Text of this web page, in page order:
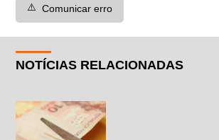
⚠️ Comunicar erro
NOTÍCIAS RELACIONADAS